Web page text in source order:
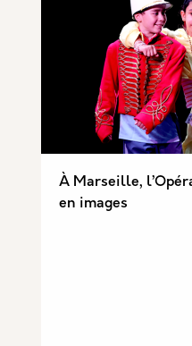
À Marseille,
en images